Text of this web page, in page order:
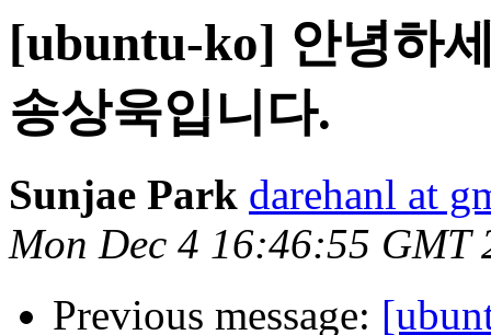
[ubuntu-ko] 안녕하
송상욱입니다.
Sunjae Park darehanl at
Mon Dec 4 16:46:55 GMT
Previous message: